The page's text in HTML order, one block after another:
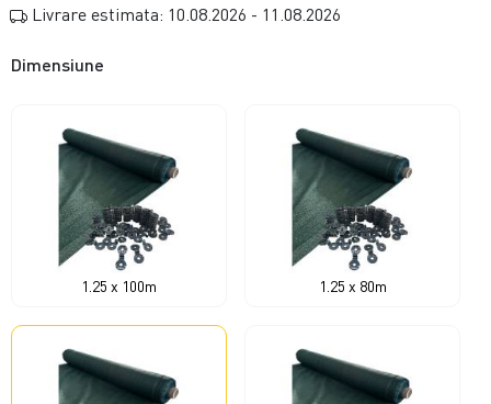
Livrare estimata: 10.08.2026 - 11.08.2026
Dimensiune
1.25 x 100m 1.25 x 80m